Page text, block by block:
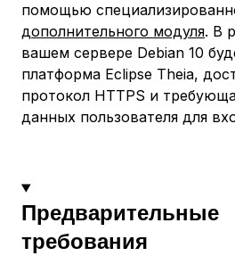
помощью
дополнительного модуля. В
вашем сервере Debian 10
платформа Eclipse Theia,
протокол HTTPS и
данных пользователя для
Предварительные
требования